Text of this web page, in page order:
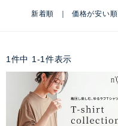
新着順 価格が安い順
1 件中 1 -1 件表示